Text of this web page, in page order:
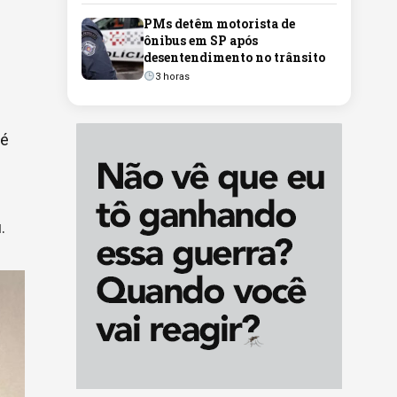
PMs detêm motorista de
ônibus em SP após
desentendimento no trânsito
3 horas